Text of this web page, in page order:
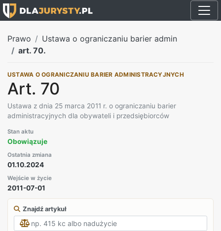
Prawo
Ustawa o ograniczaniu barier admin
art. 70.
USTAWA O OGRANICZANIU BARIER ADMINISTRACYJNYCH
Art. 70
Ustawa z dnia 25 marca 2011 r. o ograniczaniu barier
administracyjnych dla obywateli i przedsiębiorców
Stan aktu
Obowiązuje
Ostatnia zmiana
01.10.2024
Wejście w życie
2011-07-01
Znajdź artykuł